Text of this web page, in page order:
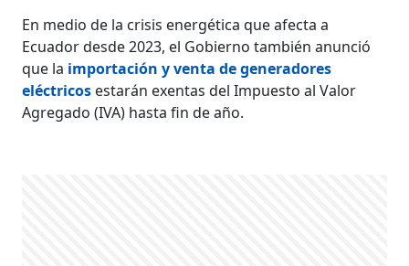
En medio de la crisis energética que afecta a
Ecuador desde 2023, el Gobierno también anunció
que la importación y venta de generadores
eléctricos estarán exentas del Impuesto al Valor
Agregado (IVA) hasta fin de año.